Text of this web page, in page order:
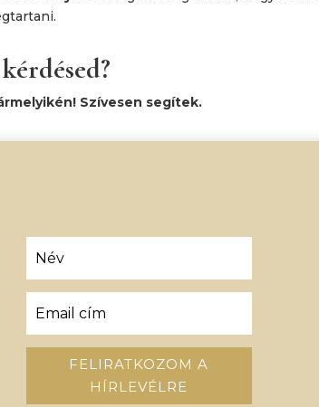
Szívesen segítek.
FELIRATKOZOM A
HÍRLEVÉLRE